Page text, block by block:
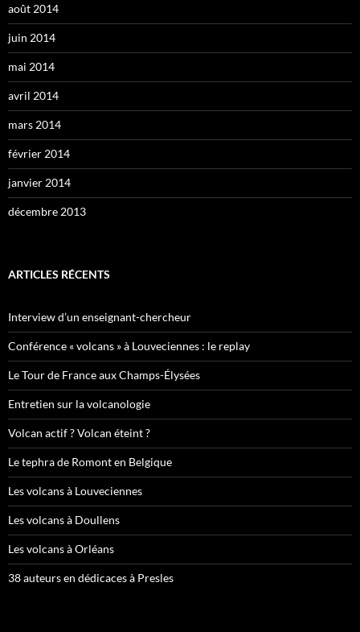
août 2014
juin 2014
mai 2014
avril 2014
mars 2014
février 2014
janvier 2014
décembre 2013
ARTICLES RÉCENTS
Interview d’un enseignant-chercheur
Conférence « volcans » à Louveciennes : le replay
Le Tour de France aux Champs-Élysées
Entretien sur la volcanologie
Volcan actif ? Volcan éteint ?
Le tephra de Romont en Belgique
Les volcans à Louveciennes
Les volcans à Doullens
Les volcans à Orléans
38 auteurs en dédicaces à Presles